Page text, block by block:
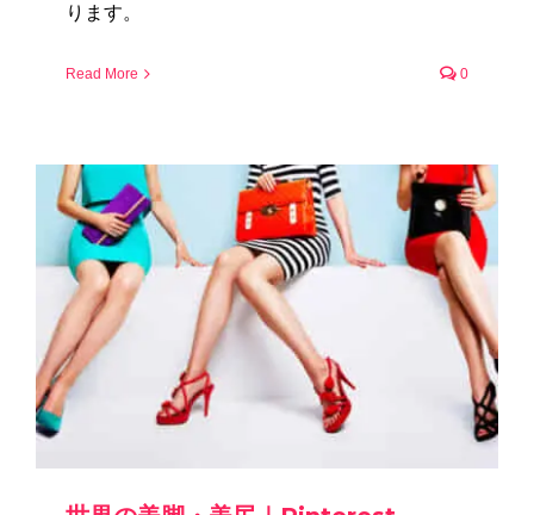
ります。
Read More 0